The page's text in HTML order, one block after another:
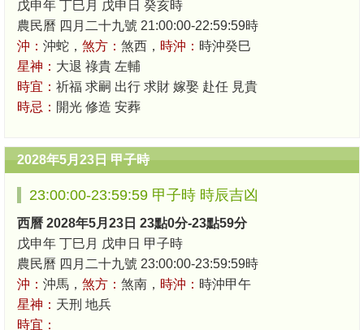
戊申年 丁巳月 戊申日 癸亥時
農民曆 四月二十九號 21:00:00-22:59:59時
沖： 沖蛇， 煞方： 煞西， 時沖： 時沖癸巳
星神： 大退 祿貴 左輔
時宜： 祈福 求嗣 出行 求財 嫁娶 赴任 見貴
時忌： 開光 修造 安葬
2028年5月23日 甲子時
23:00:00-23:59:59 甲子時 時辰吉凶
西曆 2028年5月23日 23點0分-23點59分
戊申年 丁巳月 戊申日 甲子時
農民曆 四月二十九號 23:00:00-23:59:59時
沖： 沖馬， 煞方： 煞南， 時沖： 時沖甲午
星神： 天刑 地兵
時宜：